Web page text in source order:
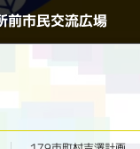
市民交流広場